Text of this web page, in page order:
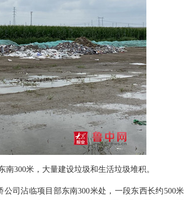
300米，大量建设垃圾和生活垃圾堆积。
司沾临项目部东南300米处，一段东西长约500米